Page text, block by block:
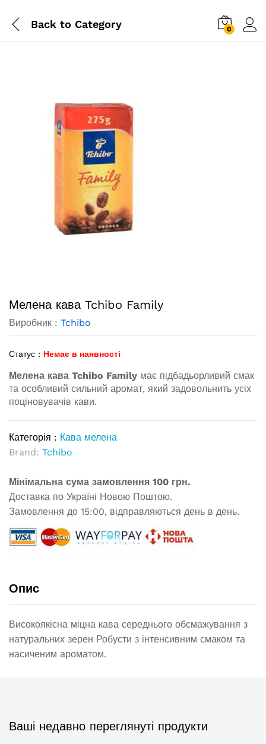
Back to Category 0
Мелена кава Tchibo Family
Виробник : Tchibo
Статус : Немає в наявності
Мелена кава Tchibo Family має підбадьорливий смак
та особливий сильний аромат, який задовольнить усіх
поціновувачів кави.
Категорія : Кава мелена
Brand: Tchibo
Мінімальна сума замовлення 100 грн.
Доставка по Україні Новою Поштою.
Замовлення до 15:00, відправляються день в день.
Опис
Високоякісна міцна кава середнього обсмажування з
натуральних зерен Робусти з інтенсивним смаком та
насиченим ароматом.
Ваші недавно переглянуті продукти